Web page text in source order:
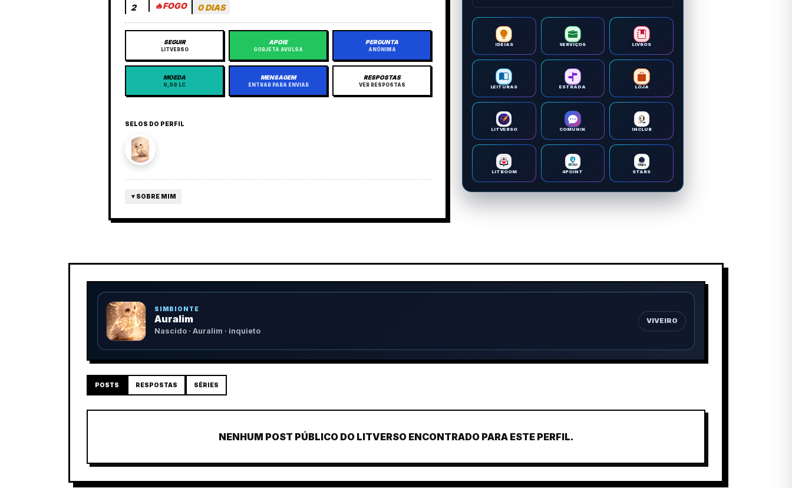
2 🔥FOGO 0 DIAS
SEGUIR
LITVERSO
APOIE
GORJETA AVULSA
PERGUNTA
ANÔNIMA
MOEDA
0,00 LC
MENSAGEM
ENTRAR PARA ENVIAR
RESPOSTAS
VER RESPOSTAS
SELOS DO PERFIL
▼ SOBRE MIM
IDEIAS SERVIÇOS LIVROS
LEITURAS ESTRADA LOJA
LITVERSO COMUNIK INCLUB
LITBOOM 4POINT STARS
SIMBIONTE
Auralim
Nascido · Auralim · inquieto
VIVEIRO
POSTS RESPOSTAS SÉRIES
NENHUM POST PÚBLICO DO LITVERSO ENCONTRADO PARA ESTE PERFIL.